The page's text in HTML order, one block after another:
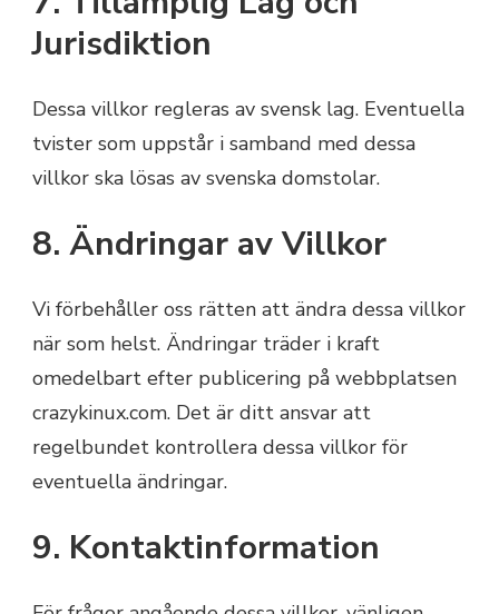
Jurisdiktion
Dessa villkor regleras av svensk lag. Eventuella
tvister som uppstår i samband med dessa
villkor ska lösas av svenska domstolar.
8. Ändringar av Villkor
Vi förbehåller oss rätten att ändra dessa villkor
när som helst. Ändringar träder i kraft
omedelbart efter publicering på webbplatsen
crazykinux.com. Det är ditt ansvar att
regelbundet kontrollera dessa villkor för
eventuella ändringar.
9. Kontaktinformation